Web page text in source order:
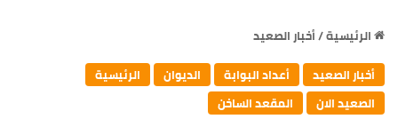
الرئيسية/أخبار الصعيد
أخبار الصعيد
أعداد البوابة الديوان
الرئيسية
الصعيد الان
المقعد الساخن